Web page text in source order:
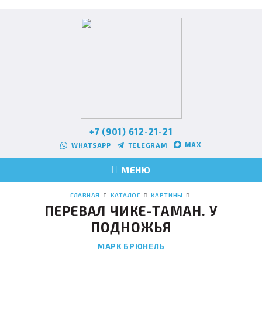
+7 (901) 612-21-21
WHATSAPP TELEGRAM MAX
МЕНЮ
ГЛАВНАЯ КАТАЛОГ КАРТИНЫ
ПЕРЕВАЛ ЧИКЕ-ТАМАН. У
ПОДНОЖЬЯ
МАРК БРЮНЕЛЬ